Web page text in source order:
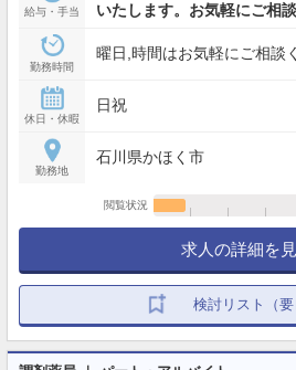
給与・手当
いたします。お気軽にご相
勤務時間
曜日,時間はお気軽にご相談
休日・休暇
日祝
勤務地
石川県かほく市
閲覧状況
求人の詳細を
検討リスト（要